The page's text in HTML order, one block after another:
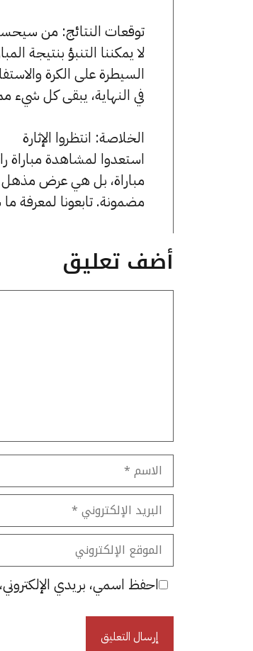
توقعات النتائج: من
لا يمكننا التنبؤ بنتيجة
السيطرة على الكرة
في النهاية، يبقى كل شيء
الخلاصة: انتظروا الإثارة
استعدوا لمشاهدة مباراة
مباراة، بل هي عرض مذهل
مضمونة. تابعونا لمعرفة
أضف تعليق
الاسم
البريد
الإلكتروني
الموقع
الإلكتروني
احفظ اسمي، بريدي